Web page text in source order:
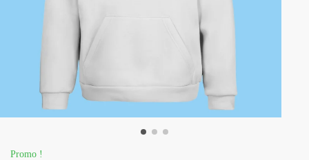
Promo !